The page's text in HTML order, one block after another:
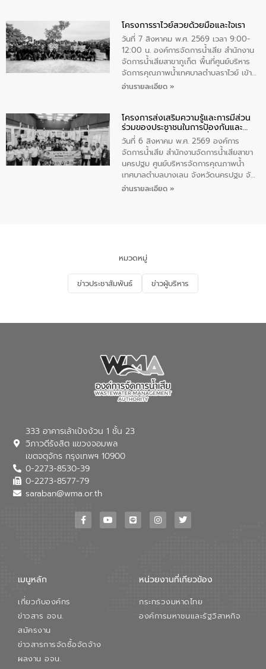
ทองคำและประกาศเกียรติคุณให้แก่ กำนัน
ผู้ใหญ่บ้านยอดเยี่ยม พร้อมกล่าวชื่นชม ให้
โอวาท และมอบนโยบาย
โครงการราไวย์สวยด้วยมือและใจเรา
วันที่ 7 สิงหาคม พ.ศ. 2569 เวลา 9:00-
12:00 น. องค์การจัดการน้ำเสีย สำนักงาน
จัดการน้ำเสียสาขาภูเก็ต พื้นที่ศูนย์บริหาร
จัดการคุณภาพน้ำเทศบาลตำบลราไวย์ เข้า
ร่วมโครงการราไวย์สวยด้วยมือและใจเรา
ประชาชน ตัวแทนจากโรงแรมต่างๆ ในเขต
เทศบาลตำบลราไวย์ ศูนย์บริหารจัดการ
คุณภาพน้ำเทศบาลตำบลราไวย์ นำโดยนาย
น้อย แก้วเศษ ผู้จัดการสำนักงานจัดการน้ำ
เสียสาขาภูเก็ต พร้อมด้วยเจ้าหน้าที่ จำนวน
5 คน ร่วมทำกิจกรรม ทำความสะอาด
ชายหาดและแหล่งท่องเที่ยว ณ บริเวณ
อ่านรายละเอียด »
โครงการส่งเสริมความรู้และการมีส่วน
ร่วมของประชาชนในการป้องกันและ
แก้ไขปัญหาน้ำเสียอย่างยั่งยืน
วันที่ 6 สิงหาคม พ.ศ. 2569 องค์การ
จัดการน้ำเสีย สำนักงานจัดการน้ำเสียสาขา
นครปฐม ศูนย์บริหารจัดการคุณภาพน้ำ
เทศบาลตำบลบางเลน จังหวัดนครปฐม จัด
กิจกรรมภายใต้โครงการส่งเสริมความรู้และ
จัดการน้ำเสียและสร้างจิตสำนึกในการ
อนุรักษ์สิ่งแวดล้อม ในหัวข้อ “น้ำเสียชุมชน
และการบำบัดน้ำเสียเบื้องต้น” โดยให้ความรู้
เกี่ยวกับสาเหตุและผลกระทบของน้ำเสีย
ณ เทศบาลตำบลบางเลน จังหวัดนครปฐม
อ่านรายละเอียด »
หมวดหมู่
ข่าวประชาสัมพันธ์ ข่าวผู้บริหาร
333 อาคารเล้าเป้งง้วน 1 ชั้น 23
วิภาวดีรังสิต แขวงจอมพล
เขตจตุจักร กรุงเทพฯ 10900
0-2273-8530-39
0-2273-8577-79
saraban@wma.or.th
เมนูหลัก
เกี่ยวกับองค์กร
ข่าวสาร อจน.
สมัครงาน
ข่าวสารการจัดซื้อจัดจ้าง
ผลงาน อจน.
หน่วยงานที่เกียวข้อง
กระทรวงมหาดไทย
องค์การมหาชนและรัฐวิสาหกิจ